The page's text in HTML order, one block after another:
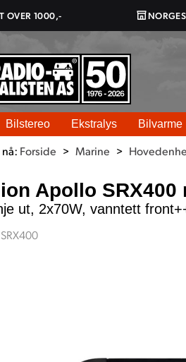
OVER 1000,-
Bilstereo Ekstralys Bilvarme
Forside > Marine >
Apollo SRX400
ut, 2x70W, vanntett
SRX400